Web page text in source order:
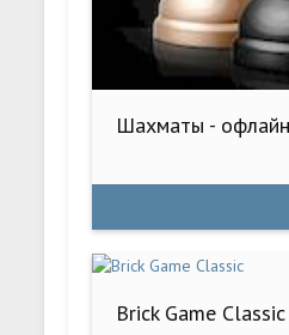
Шахматы -
Brick Game Classic